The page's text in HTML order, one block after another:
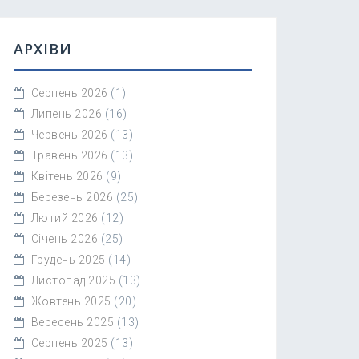
АРХІВИ
Серпень 2026 (1)
Липень 2026 (16)
Червень 2026 (13)
Травень 2026 (13)
Квітень 2026 (9)
Березень 2026 (25)
Лютий 2026 (12)
Січень 2026 (25)
Грудень 2025 (14)
Листопад 2025 (13)
Жовтень 2025 (20)
Вересень 2025 (13)
Серпень 2025 (13)